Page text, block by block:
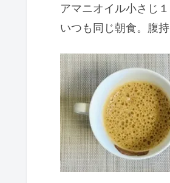
アマニオイル小さじ
いつも同じ朝食。腹持